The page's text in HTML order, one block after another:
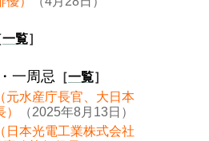
一覧］
一周忌 ［一覧］
元水産庁長官、大日本
（2025年8月13日）
日本光電工業株式会社